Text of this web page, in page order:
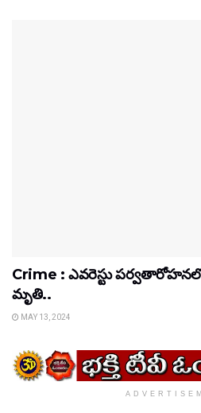
Crime : ఎవరెస్టు
మృతి..
MAY 13, 2024